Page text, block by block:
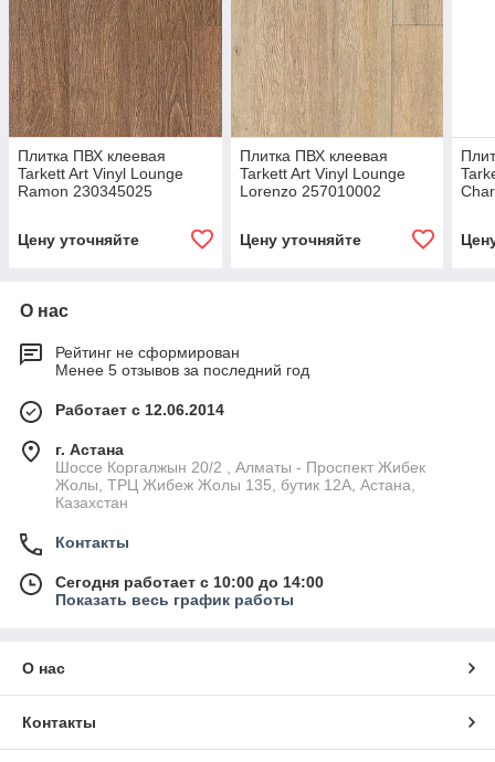
Плитка ПВХ клеевая
Tarkett Art Vinyl Lounge
Ramon 230345025
Цену уточняйте
Плитка ПВХ клеевая
Tarkett Art Vinyl Lounge
Lorenzo 257010002
Цену уточняйте
О нас
Рейтинг не сформирован
Менее 5 отзывов за последний год
Работает с 12.06.2014
г. Астана
Шоссе Коргалжын 20/2 , Алматы - Проспект Жибек
Жолы, ТРЦ Жибеж Жолы 135, бутик 12А, Астана,
Казахстан
Контакты
Сегодня работает с 10:00 до 14:00
Показать весь график работы
О нас
Контакты